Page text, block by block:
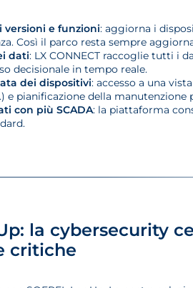
versioni e funzioni: aggiorna i
Così il parco resta sempre
dati: LX CONNECT raccoglie tutti i
decisionale in tempo reale.
dei dispositivi: accesso a una
e pianificazione della manutenzione
con più SCADA: la piattaforma
la cybersecurity
critiche